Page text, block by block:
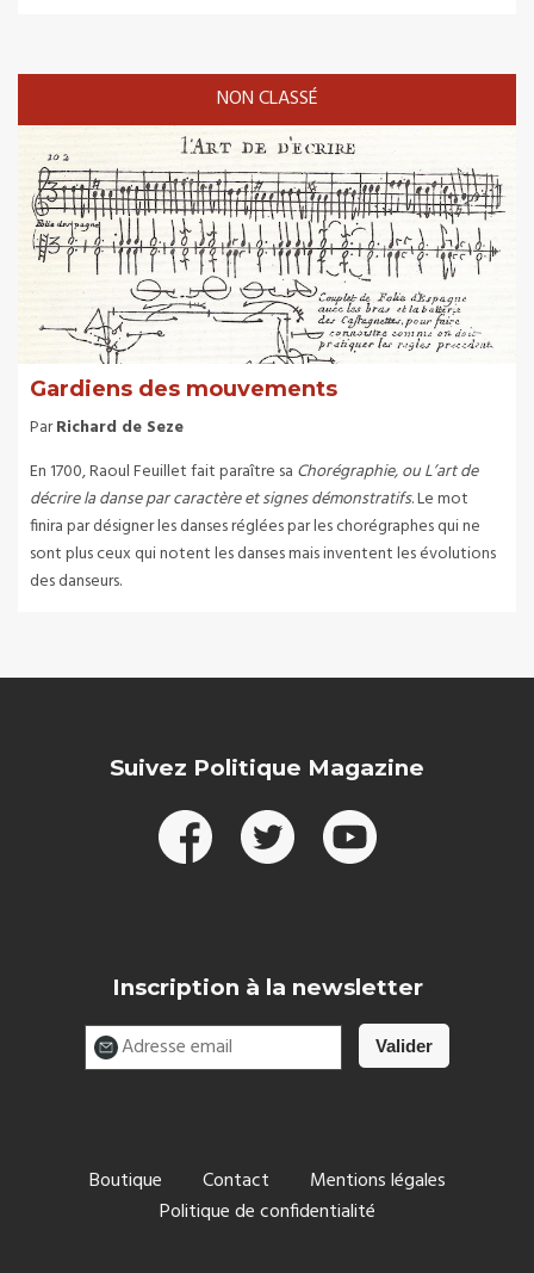
NON CLASSÉ
Gardiens des mouvements
ParRichard de Seze
En 1700, Raoul Feuillet fait paraître sa Chorégraphie, ou L’art de
décrire la danse par caractère et signes démonstratifs. Le mot
finira par désigner les danses réglées par les chorégraphes qui ne
sont plus ceux qui notent les danses mais inventent les évolutions
des danseurs.
Suivez Politique Magazine
Inscription à la newsletter
Boutique Contact
Mentions légales
Politique de confidentialité